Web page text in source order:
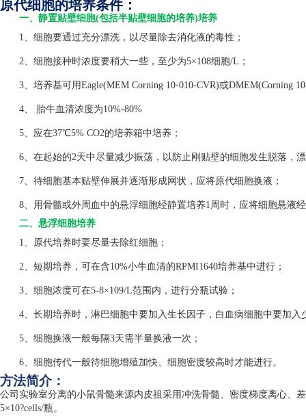
原代细胞的培养条件：
一、静置贴壁细胞(包括半贴壁细胞的培养)培养
1、细胞要通过充分漂洗，以尽量除去消化液的毒性；
2、细胞接种时浓度要稍大一些，至少为5×108细胞/L；
3、培养基可用Eagle(MEM Corning 10-010-CVR)或DMEM(Corning
4、 胎牛血清浓度为10%-80%
5、应在37℃5% CO2的培养箱中培养；
6、在起始的2天中尽量减少振荡，以防止刚贴壁的细胞发生脱落，
7、待细胞基本贴壁伸展并逐渐形成网状，应将原代细胞换液；
8、用骨髓或外周血中的悬浮细胞经静置培养1周时，应将细胞悬液
二、悬浮细胞培养
1、原代培养时要尽量去除红细胞；
2、短期培养，可在含10%小牛血清的RPMI1640培养基中进行；
3、细胞浓度可在5-8×109/L范围内，进行分瓶试验；
4、长期培养时，淋巴细胞中要加入生长因子，白血病细胞中要加入
5、细胞换液一般每隔3天需半量换液一次；
6、细胞传代一般待细胞增殖加快、细胞密度较高时才能进行。
方法简介：
公司实验室分离的小鼠骨髓来源内皮祖采用冲洗骨髓、密度梯度离心、
5×10?cells/瓶。